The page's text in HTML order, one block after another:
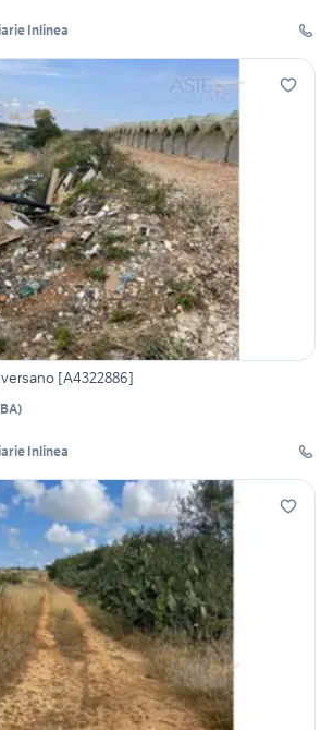
Inlinea
[A4322886]
BA)
Inlinea